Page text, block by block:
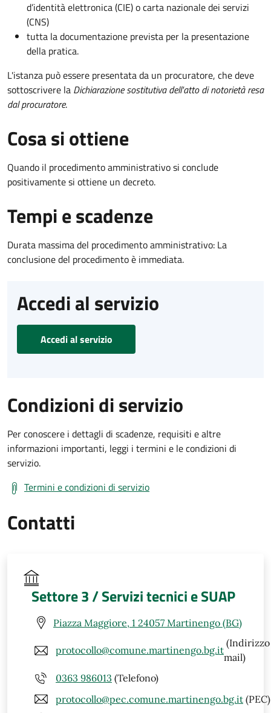
d’identità elettronica (CIE) o carta nazionale dei servizi
(CNS)
tutta la documentazione prevista per la presentazione
della pratica.
L'istanza può essere presentata da un procuratore, che deve
sottoscrivere la Dichiarazione sostitutiva dell'atto di notorietà resa
dal procuratore.
Cosa si ottiene
Quando il procedimento amministrativo si conclude
positivamente si ottiene un decreto.
Tempi e scadenze
Durata massima del procedimento amministrativo: La
conclusione del procedimento è immediata.
Accedi al servizio
Accedi al servizio
Condizioni di servizio
Per conoscere i dettagli di scadenze, requisiti e altre
informazioni importanti, leggi i termini e le condizioni di
servizio.
Termini e condizioni di servizio
Contatti
Settore 3 / Servizi tecnici e SUAP
Piazza Maggiore, 1 24057 Martinengo (BG)
protocollo@comune.martinengo.bg.it
(Indirizzo
mail)
0363 986013 (Telefono)
protocollo@pec.comune.martinengo.bg.it (PEC)